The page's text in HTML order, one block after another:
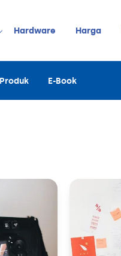
Stok
Meja
Karyawan
Hardware Harga
E-Book